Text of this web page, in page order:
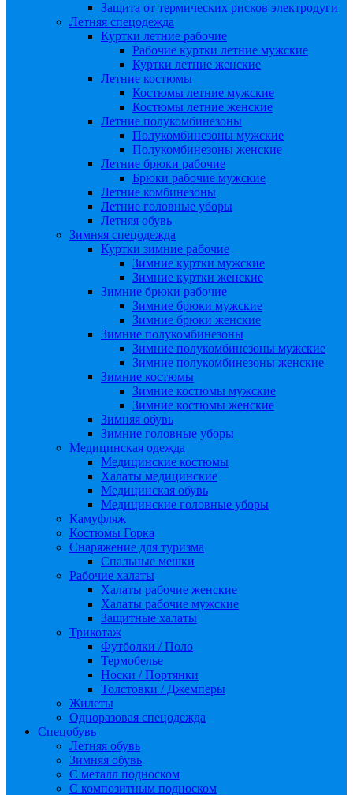
Защита от термических рисков электродуги
Летняя спецодежда
Куртки летние рабочие
Рабочие куртки летние мужские
Куртки летние женские
Летние костюмы
Костюмы летние мужские
Костюмы летние женские
Летние полукомбинезоны
Полукомбинезоны мужские
Полукомбинезоны женские
Летние брюки рабочие
Брюки рабочие мужские
Летние комбинезоны
Летние головные уборы
Летняя обувь
Зимняя спецодежда
Куртки зимние рабочие
Зимние куртки мужские
Зимние куртки женские
Зимние брюки рабочие
Зимние брюки мужские
Зимние брюки женские
Зимние полукомбинезоны
Зимние полукомбинезоны мужские
Зимние полукомбинезоны женские
Зимние костюмы
Зимние костюмы мужские
Зимние костюмы женские
Зимняя обувь
Зимние головные уборы
Медицинская одежда
Медицинские костюмы
Халаты медицинские
Медицинская обувь
Медицинские головные уборы
Камуфляж
Костюмы Горка
Снаряжение для туризма
Спальные мешки
Рабочие халаты
Халаты рабочие женские
Халаты рабочие мужские
Защитные халаты
Трикотаж
Футболки / Поло
Термобелье
Носки / Портянки
Толстовки / Джемперы
Жилеты
Одноразовая спецодежда
Спецобувь
Летняя обувь
Зимняя обувь
С металл подноском
С композитным подноском